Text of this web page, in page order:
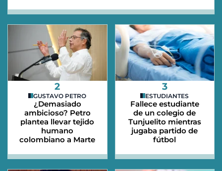
2
GUSTAVO PETRO
¿Demasiado
ambicioso? Petro
plantea llevar tejido
humano
colombiano a Marte
3
ESTUDIANTES
Fallece estudiante
de un colegio de
Tunjuelito mientras
jugaba partido de
fútbol